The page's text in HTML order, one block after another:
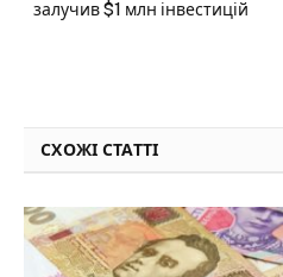
залучив $1 млн інвестицій
СХОЖІ СТАТТІ